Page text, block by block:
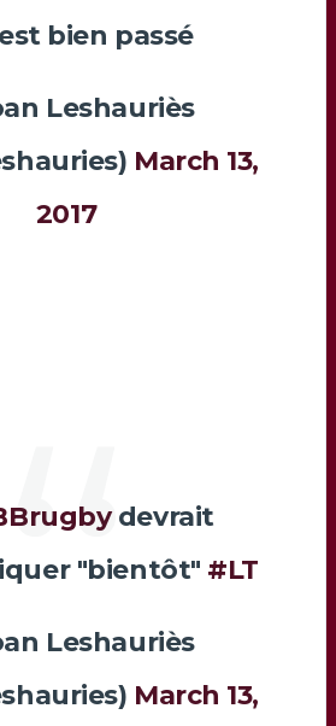
bien passé
Leshauriès
March 13,
2017
devrait
"bientôt" #LT
Leshauriès
March 13,